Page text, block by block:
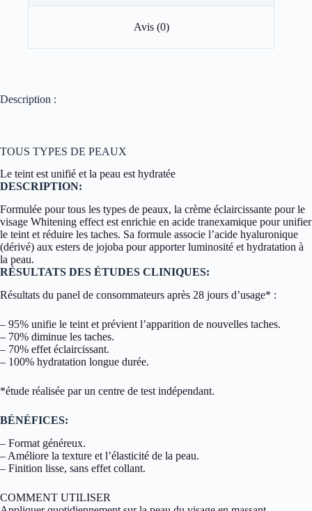
Avis (0)
Description :
TOUS TYPES DE PEAUX
Le teint est unifié et la peau est hydratée
DESCRIPTION:
Formulée pour tous les types de peaux, la crème éclaircissante pour le
visage Whitening effect est enrichie en acide tranexamique pour unifier
le teint et réduire les taches. Sa formule associe l’acide hyaluronique
(dérivé) aux esters de jojoba pour apporter luminosité et hydratation à
la peau.
RÉSULTATS DES ÉTUDES CLINIQUES:
Résultats du panel de consommateurs après 28 jours d’usage* :
– 95% unifie le teint et prévient l’apparition de nouvelles taches.
– 70% diminue les taches.
– 70% effet éclaircissant.
– 100% hydratation longue durée.
*étude réalisée par un centre de test indépendant.
BÉNÉFICES:
– Format généreux.
– Améliore la texture et l’élasticité de la peau.
– Finition lisse, sans effet collant.
COMMENT UTILISER